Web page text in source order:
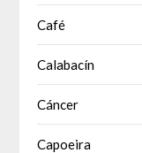
Café
Calabacín
Cáncer
Capoeira